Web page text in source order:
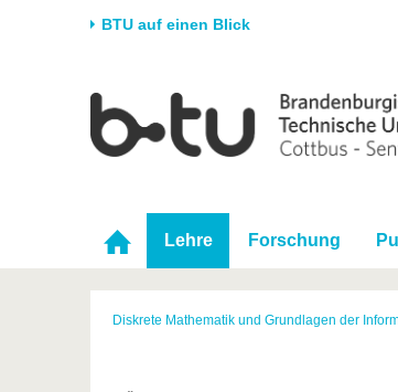
BTU auf einen Blick
Universität
Karriere & Engagement
Partnerschaften &
Strukturwandel
Forschung
Förderung
Wissenschaftlicher
Nachwuchs
Lehre Forschung
Diskrete Mathematik und Grundlagen der